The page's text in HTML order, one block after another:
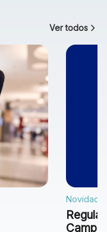
Ver todos